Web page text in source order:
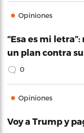
Opiniones
“Esa es mi
un plan contra
0
Opiniones
Voy a Trump y